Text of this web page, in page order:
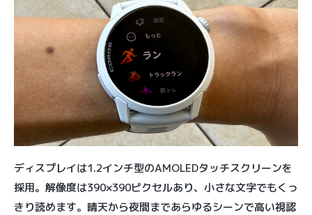
ディスプレイは1.2インチ型のAMOLEDタッチスクリーンを
採用。解像度は390×390ピクセルあり、小さな文字でもくっ
きり読めます。晴天から夜間まであらゆるシーンで高い視認